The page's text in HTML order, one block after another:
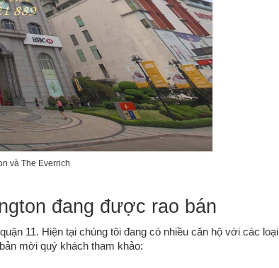
và The Everrich
đang được rao bán
11. Hiện tại chúng tôi đang có nhiều căn hộ với các loại
mời quý khách tham khảo: